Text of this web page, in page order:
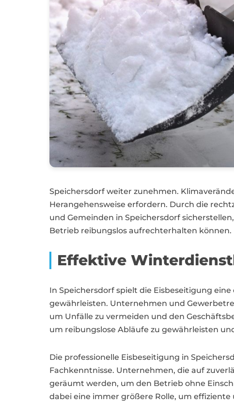
Speichersdorf weiter zunehmen.
Herangehensweise erfordern. Durch die
und Gemeinden in Speichersdorf
Betrieb reibungslos aufrechterhalten können.
Effektive
In Speichersdorf spielt die Eisbeseitigung
gewährleisten. Unternehmen und
um Unfälle zu vermeiden und den
um reibungslose Abläufe zu gewährleisten
Die professionelle Eisbeseitigung in
Fachkenntnisse. Unternehmen, die auf
geräumt werden, um den Betrieb ohne
dabei eine immer größere Rolle, um